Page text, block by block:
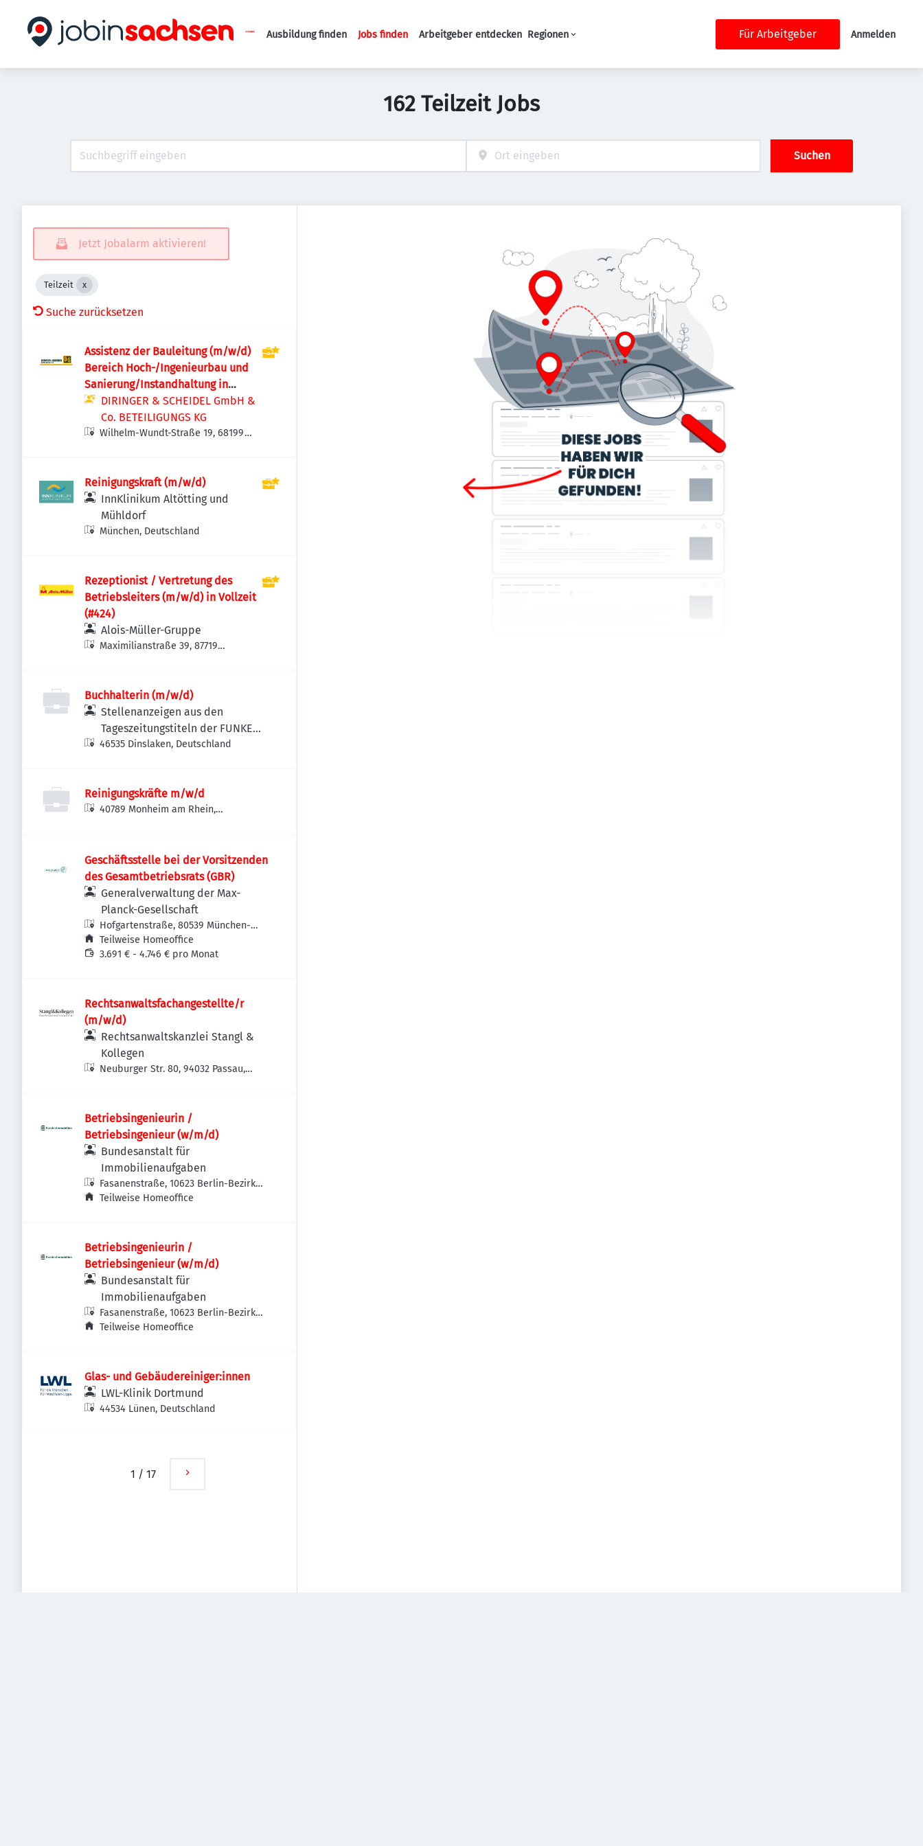
Haupt-Navigation
Ausbildung finden Jobs finden Arbeitgeber entdecken Regionen Für Arbeitgeber Anmelden
162 Teilzeit Jobs
Suchen
Jetzt Jobalarm aktivieren!
Teilzeit
Suche zurücksetzen
Assistenz der Bauleitung (m/w/d)
Bereich Hoch-/Ingenieurbau und
Sanierung/Instandhaltung in
Vollzeit oder Teilzeit
DIRINGER & SCHEIDEL GmbH &
Co. BETEILIGUNGS KG
Wilhelm-Wundt-Straße 19, 68199
Reinigungskraft (m/w/d)
InnKlinikum Altötting und
Mühldorf
München, Deutschland
Rezeptionist / Vertretung des
Betriebsleiters (m/w/d) in Vollzeit
(#424)
Alois-Müller-Gruppe
Maximilianstraße 39, 87719
Buchhalterin (m/w/d)
Stellenanzeigen aus den
Tageszeitungstiteln der FUNKE
MEDIEN NRW
46535 Dinslaken, Deutschland
Reinigungskräfte m/w/d
40789 Monheim am Rhein,
Geschäftsstelle bei der Vorsitzenden
des Gesamtbetriebsrats (GBR)
Generalverwaltung der Max-
Planck-Gesellschaft
Hofgartenstraße, 80539 München-
Altstadt-Lehel, Deutschland
Teilweise Homeoffice
3.691 € - 4.746 € pro Monat
Rechtsanwaltsfachangestellte/r
(m/w/d)
Rechtsanwaltskanzlei Stangl &
Kollegen
Neuburger Str. 80, 94032 Passau,
Betriebsingenieurin /
Betriebsingenieur (w/m/d)
Bundesanstalt für
Immobilienaufgaben
Fasanenstraße, 10623 Berlin-Bezirk
Charlottenburg-Wilmersdorf,
Teilweise Homeoffice
Betriebsingenieurin /
Betriebsingenieur (w/m/d)
Bundesanstalt für
Immobilienaufgaben
Fasanenstraße, 10623 Berlin-Bezirk
Charlottenburg-Wilmersdorf,
Teilweise Homeoffice
Glas- und Gebäudereiniger:innen
LWL-Klinik Dortmund
44534 Lünen, Deutschland
1 / 17